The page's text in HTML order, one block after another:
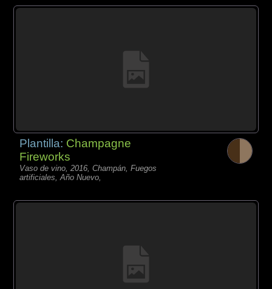
Plantilla: Champagne
Fireworks
Vaso de vino, 2016, Champán, Fuegos
artificiales, Año Nuevo,